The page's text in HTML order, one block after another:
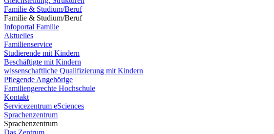
Familie & Studium/Beruf
Familie & Studium/Beruf
Infoportal Familie
Aktuelles
Familienservice
Studierende mit Kindern
Beschäftigte mit Kindern
wissenschaftliche Qualifizierung mit Kindern
Pflegende Angehörige
Familiengerechte Hochschule
Kontakt
Servicezentrum eSciences
Sprachenzentrum
Sprachenzentrum
Das Zentrum